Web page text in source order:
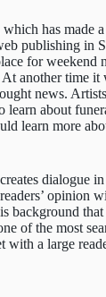
has made
publishing in
for weekend
another time it
news.
learn about
learn more
dialogue
opinion
background
of the most
with a large